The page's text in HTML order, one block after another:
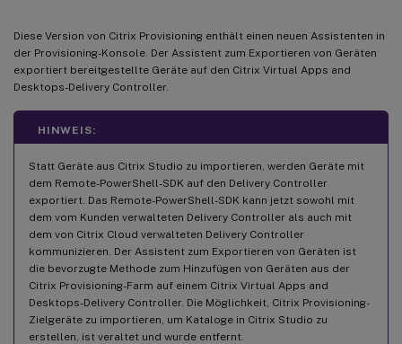
Diese Version von Citrix Provisioning enthält einen neuen Assistenten in
der Provisioning-Konsole. Der Assistent zum Exportieren von Geräten
exportiert bereitgestellte Geräte auf den Citrix Virtual Apps and
Desktops-Delivery Controller.
HINWEIS:
Statt Geräte aus Citrix Studio zu importieren, werden Geräte mit
dem Remote-PowerShell-SDK auf den Delivery Controller
exportiert. Das Remote-PowerShell-SDK kann jetzt sowohl mit
dem vom Kunden verwalteten Delivery Controller als auch mit
dem von Citrix Cloud verwalteten Delivery Controller
kommunizieren. Der Assistent zum Exportieren von Geräten ist
die bevorzugte Methode zum Hinzufügen von Geräten aus der
Citrix Provisioning-Farm auf einem Citrix Virtual Apps and
Desktops-Delivery Controller. Die Möglichkeit, Citrix Provisioning-
Zielgeräte zu importieren, um Kataloge in Citrix Studio zu
erstellen, ist veraltet und wurde entfernt.